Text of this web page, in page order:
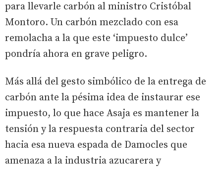
para llevarle carbón al ministro Cristóbal
Montoro. Un carbón mezclado con esa
remolacha a la que este ‘impuesto dulce’
pondría ahora en grave peligro.
Más allá del gesto simbólico de la entrega de
carbón ante la pésima idea de instaurar ese
impuesto, lo que hace Asaja es mantener la
tensión y la respuesta contraria del sector
hacia esa nueva espada de Damocles que
amenaza a la industria azucarera y